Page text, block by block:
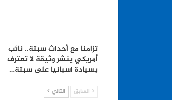
تزامنا مع أحداث سبتة.. نائب
أمريكي ينشر وثيقة لا تعترف
بسيادة اسبانيا على سبتة…
السابق التالي